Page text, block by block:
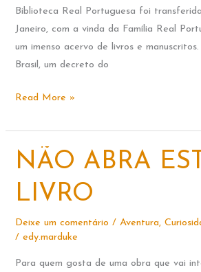
Biblioteca Real Portuguesa foi
Janeiro, com a vinda da Família Real
um imenso acervo de livros e
Brasil, um decreto do
Dia
do
Livro
Read More »
NÃO ABRA
LIVRO
Deixe um comentário /Aventura,
/edy.marduke
Para quem gosta de uma obra que vai